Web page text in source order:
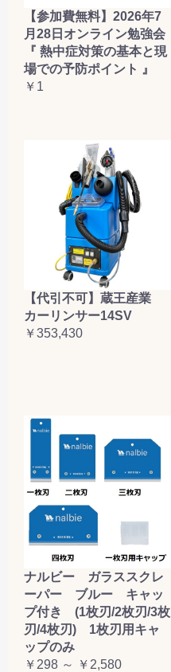
【参加費無料】2026年7
月28日オンライン勉強会
『 熱中症対策の基本と現
場での予防ポイント 』
￥1
【代引不可】蔵王産業
カーリンサー14SV
￥353,430
ナルビー ガラススクレ
ーパー ブルー キャッ
プ付き (1枚刃/2枚刃/3枚
刃/4枚刃) 1枚刃用キャ
ップのみ
￥298 ～ ￥2,580